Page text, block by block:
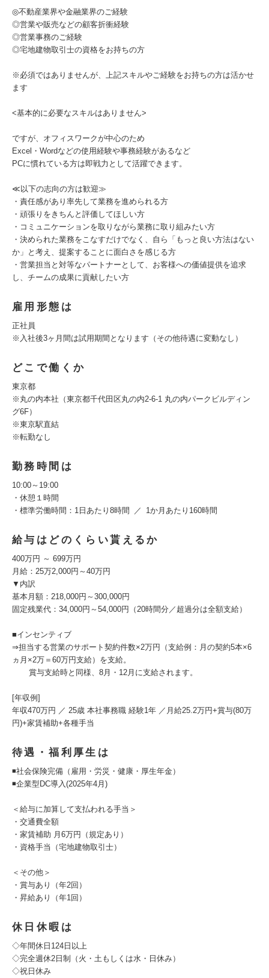
◎不動産業界や金融業界のご経験
◎営業や販売などの顧客折衝経験
◎営業事務のご経験
◎宅地建物取引士の資格をお持ちの方
※必須ではありませんが、上記スキルやご経験をお持ちの方は活かせ
ます
<基本的に必要なスキルはありません>
ですが、オフィスワークが中心のため
Excel・Wordなどの使用経験や事務経験があるなど
PCに慣れている方は即戦力として活躍できます。
≪以下の志向の方は歓迎≫
・責任感があり率先して業務を進められる方
・頑張りをきちんと評価してほしい方
・コミュニケーションを取りながら業務に取り組みたい方
・決められた業務をこなすだけでなく、自ら「もっと良い方法はない
か」と考え、提案することに面白さを感じる方
・営業担当と対等なパートナーとして、お客様への価値提供を追求
し、チームの成果に貢献したい方
雇用形態は
正社員
※入社後3ヶ月間は試用期間となります（その他待遇に変動なし）
どこで働くか
東京都
※丸の内本社（東京都千代田区丸の内2-6-1 丸の内パークビルディン
グ6F）
※東京駅直結
※転勤なし
勤務時間は
10:00～19:00
・休憩１時間
・標準労働時間：1日あたり8時間 ／ 1か月あたり160時間
給与はどのくらい貰えるか
400万円 ～ 699万円
月給：25万2,000円～40万円
▼内訳
基本月額：218,000円～300,000円
固定残業代：34,000円～54,000円（20時間分／超過分は全額支給）
■インセンティブ
⇒担当する営業のサポート契約件数×2万円（支給例：月の契約5本×6
ヵ月×2万＝60万円支給）を支給。
賞与支給時と同様、8月・12月に支給されます。
[年収例]
年収470万円 ／ 25歳 本社事務職 経験1年 ／月給25.2万円+賞与(80万
円)+家賃補助+各種手当
待遇・福利厚生は
◾️社会保険完備（雇用・労災・健康・厚生年金）
◾️企業型DC導入(2025年4月)
＜給与に加算して支払われる手当＞
・交通費全額
・家賃補助 月6万円（規定あり）
・資格手当（宅地建物取引士）
＜その他＞
・賞与あり（年2回）
・昇給あり（年1回）
休日休暇は
◇年間休日124日以上
◇完全週休2日制（火・土もしくは水・日休み）
◇祝日休み